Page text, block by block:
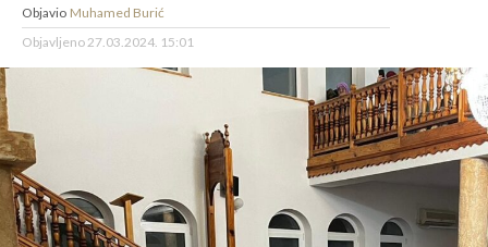
Objavio Muhamed Burić
Objavljeno27.03.2024. 15:01